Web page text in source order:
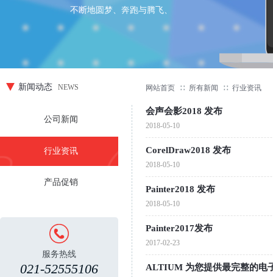
不断地圆梦、奔跑与腾飞、
新闻动态 NEWS 网站首页 ∷ 所有新闻 ∷ 行业资讯
会声会影2018 发布
2018-05-10
CorelDraw2018 发布
2018-05-10
Painter2018 发布
2018-05-10
Painter2017发布
2017-02-23
ALTIUM 为您提供最完整的电
公司新闻
行业资讯
产品促销
服务热线
021-52555106